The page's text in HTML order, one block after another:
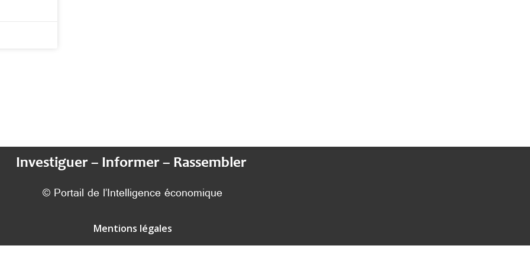
Investiguer – Informer – Rassembler
© Portail de l’Intelligence économique
Mentions légales